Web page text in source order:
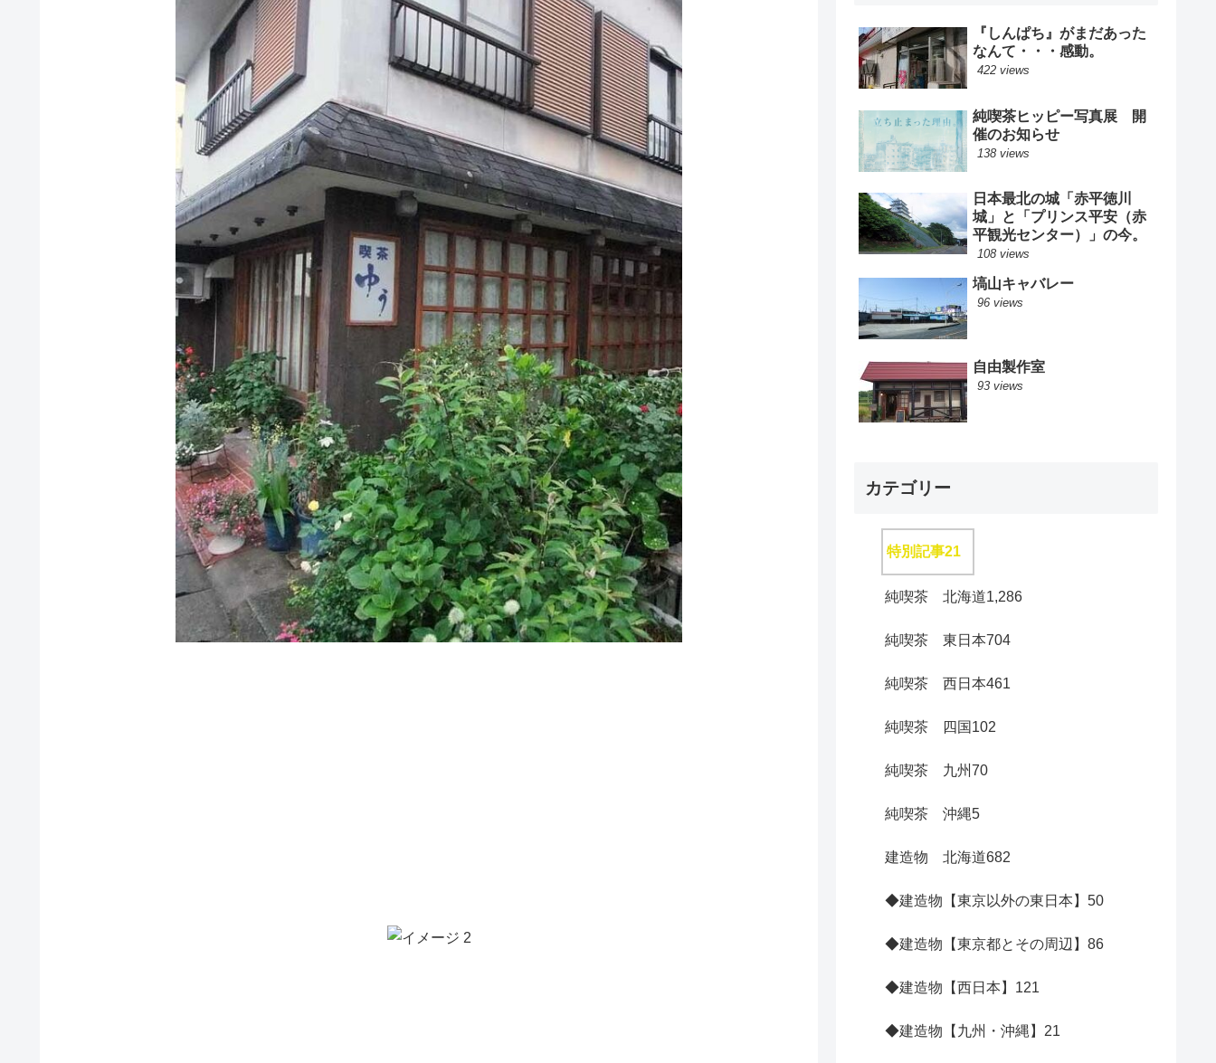
『しんぱち』がまだあった
なんて・・・感動。
422 views
純喫茶ヒッピー写真展 開
催のお知らせ
138 views
日本最北の城「赤平徳川
城」と「プリンス平安（赤
平観光センター）」の今。
108 views
塙山キャバレー
96 views
自由製作室
93 views
カテゴリー
特別記事21
純喫茶 北海道1,286
純喫茶 東日本704
純喫茶 西日本461
純喫茶 四国 102
純喫茶 九州70
純喫茶 沖縄5
建造物 北海道682
◆建造物【東京以外の東日本】 50
◆建造物【東京都とその周辺】 86
◆建造物【西日本】 121
◆建造物【九州・沖縄】 21